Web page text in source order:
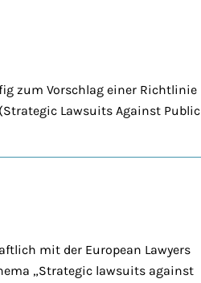
zum Vorschlag einer Richtlinie
Lawsuits Against Public
mit der European Lawyers
„Strategic lawsuits against